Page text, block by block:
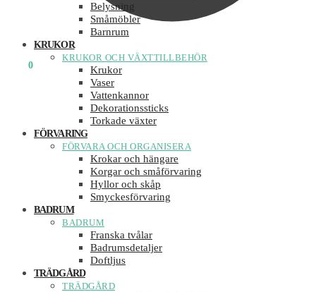
0
Belysning
Småmöbler
Barnrum
KRUKOR
KRUKOR OCH VÄXTTILLBEHÖR
Krukor
Vaser
Vattenkannor
Dekorationssticks
Torkade växter
FÖRVARING
FÖRVARA OCH ORGANISERA
Krokar och hängare
Korgar och småförvaring
Hyllor och skåp
Smyckesförvaring
BADRUM
BADRUM
Franska tvålar
Badrumsdetaljer
Doftljus
TRÄDGÅRD
TRÄDGÅRD